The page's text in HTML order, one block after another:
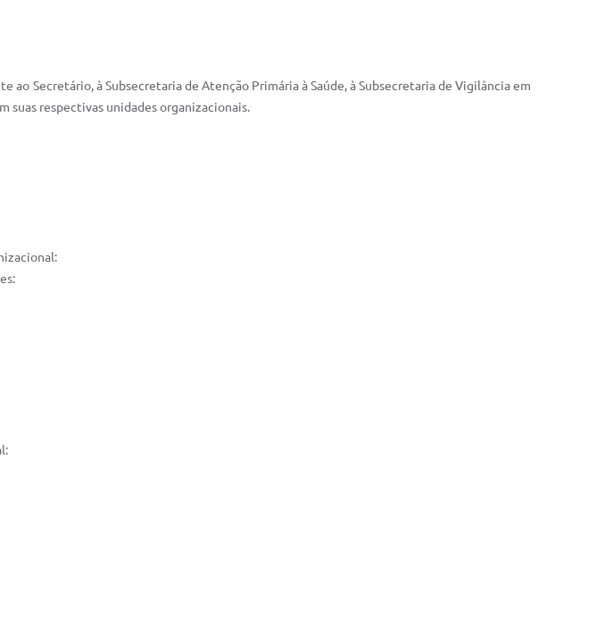
Secretário, à Subsecretaria de Atenção Primária à Saúde, à Subsecretaria de Vigilância em
suas respectivas unidades organizacionais.